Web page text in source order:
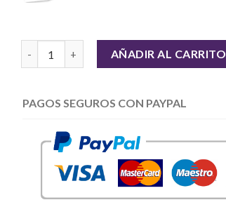
AÑADIR AL CARRITO
PAGOS SEGUROS CON PAYPAL